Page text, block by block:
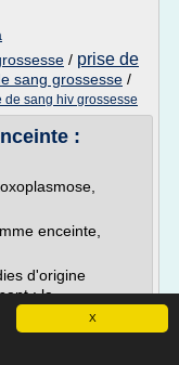
X
/ prise de
sang grossesse /
de sang hiv grossesse
:
enceinte,
d'origine
: la
conséquences
pendant la